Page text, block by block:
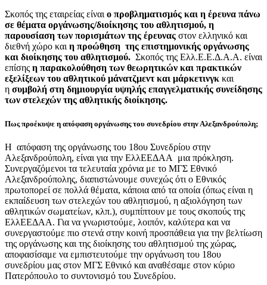
Σκοπός της εταιρείας είναιο προβληματισμός και η έρευνα πάνω
σε θέματα οργάνωσης/διοίκησης του αθλητισμού, η
παρουσίαση των πορισμάτων της έρευνας στον ελληνικό και
διεθνή χώρο καιη προώθηση της επιστημονικής οργάνωσης
και διοίκησης του αθλητισμού. Σκοπός της Ελλ.Ε.Ε.Δ.Α.Α. είναι
επίσης η παρακολούθηση των θεωρητικών και πρακτικών
εξελίξεων του αθλητικού μάνατζμεντ και μάρκετινγκ και
η συμβολή στη δημιουργία υψηλής επαγγελματικής συνείδησης
των στελεχών της αθλητικής διοίκησης.
Πως προέκυψε η απόφαση οργάνωσης του συνεδρίου στην Αλεξανδρούπολη;
Η απόφαση της οργάνωσης του 18ου Συνεδρίου στην
Αλεξανδρούπολη, είναι για την ΕλλΕΕΔΑΑ μια πρόκληση.
Συνεργαζόμενοι τα τελευταία χρόνια με το ΜΓΣ Εθνικό
Αλεξανδρούπολης, διαπιστώνουμε συνεχώς ότι ο Εθνικός
πρωτοπορεί σε πολλά θέματα, κάποια από τα οποία (όπως είναι η
εκπαίδευση των στελεχών του αθλητισμού, η αξιολόγηση των
αθλητικών σωματείων, κλπ.), συμπίπτουν με τους σκοπούς της
ΕλλΕΕΔΑΑ. Για να γνωριστούμε, λοιπόν, καλύτερα και να
συνεργαστούμε πιο στενά στην κοινή προσπάθεια για την βελτίωση
της οργάνωσης και της διοίκησης του αθλητισμού της χώρας,
αποφασίσαμε να εμπιστευτούμε την οργάνωση του 18ου
συνεδρίου μας στον ΜΓΣ Εθνικό και αναθέσαμε στον κύριο
Πατερόπουλο το συντονισμό του Συνεδρίου.